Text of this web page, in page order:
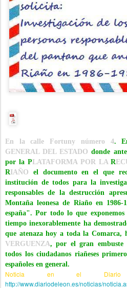
En la calle Fortuny número 4.
GENERAL DEL ESTADO donde
por la PLATAFORMA POR LAR
RIAÑO el documento en el que
institución de todos para la
responsables de la destrucción
Montaña leonesa de Riaño en
españa". Por todo lo que
tiempo inexorablemente ha
que atenaza hoy a toda la Comarca,
VERGUENZA, por el gran embuste
todos los ciudadanos riañeses
españoles en general.
Noticia en el Diario de
http://www.diariodeleon.es/noticias/